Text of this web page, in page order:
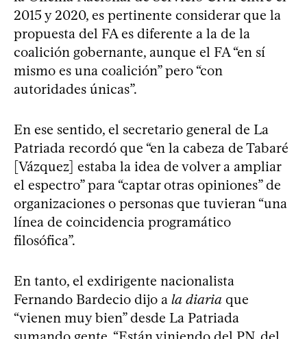
2015 y 2020, es pertinente considerar que la
propuesta del FA es diferente a la de la
coalición gobernante, aunque el FA “en sí
mismo es una coalición” pero “con
autoridades únicas”.
En ese sentido, el secretario general de La
Patriada recordó que “en la cabeza de Tabaré
[Vázquez] estaba la idea de volver a ampliar
el espectro” para “captar otras opiniones” de
organizaciones o personas que tuvieran “una
línea de coincidencia programático
filosófica”.
En tanto, el exdirigente nacionalista
Fernando Bardecio dijo a la diaria que
“vienen muy bien” desde La Patriada